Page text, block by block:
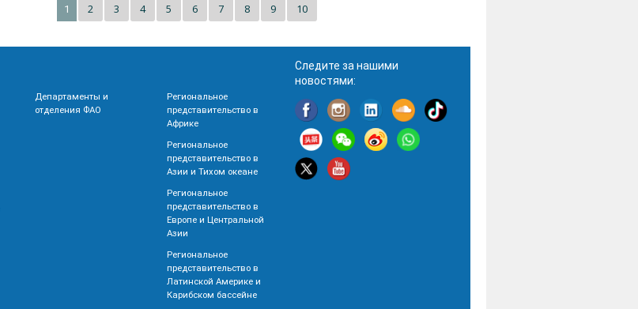
1 2 3 4 5 6 7 8 9 10
Департаменты и
отделения ФАО
Региональное
представительство в
Африке
Региональное
представительство в
Азии и Тихом океане
Региональное
представительство в
Европе и Центральной
Азии
Региональное
представительство в
Латинской Америке и
Карибском бассейне
Следите за нашими
новостями: